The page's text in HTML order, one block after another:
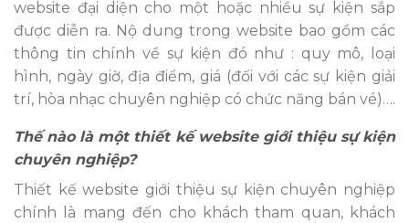
website đại diện cho một hoặc nhiều sự kiện sắp
được diễn ra. Nộ dung trong website bao gồm các
thông tin chính về sự kiện đó như : quy mô, loại
hình, ngày giờ, địa điểm, giá (đối với các sự kiện giải
trí, hòa nhạc chuyên nghiệp có chức năng bán vé)….
Thế nào là một thiết kế website giới thiệu sự kiện
chuyên nghiệp?
Thiết kế website giới thiệu sự kiện chuyên nghiệp
chính là mang đến cho khách tham quan, khách